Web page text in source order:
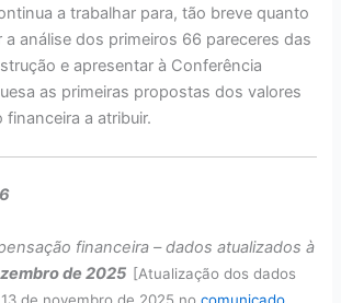
a trabalhar para, tão breve quanto
a análise dos primeiros 66 pareceres das
e apresentar à Conferência
as primeiras propostas dos valores
a atribuir.
financeira – dados atualizados à
de 2025 [Atualização dos dados
de novembro de 2025 nocomunicado